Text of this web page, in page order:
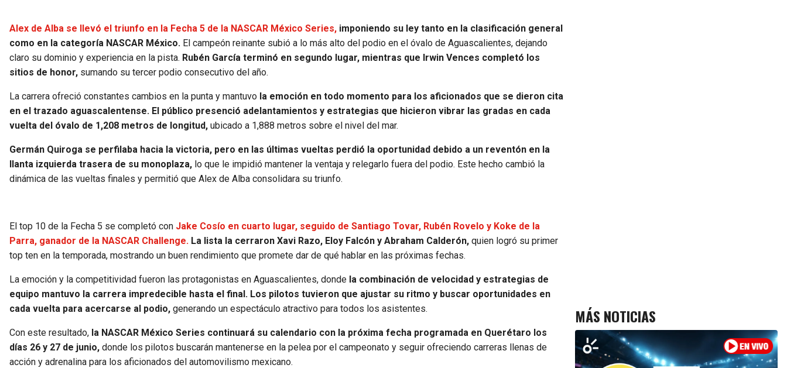
Alex de Alba se llevó el triunfo en la Fecha 5 de la NASCAR México Series, imponiendo su ley tanto en la clasificación general
como en la categoría NASCAR México. El campeón reinante subió a lo más alto del podio en el óvalo de Aguascalientes, dejando
claro su dominio y experiencia en la pista. Rubén García terminó en segundo lugar, mientras que Irwin Vences completó los
sitios de honor, sumando su tercer podio consecutivo del año.
La carrera ofreció constantes cambios en la punta y mantuvo la emoción en todo momento para los aficionados que se dieron cita
en el trazado aguascalentense. El público presenció adelantamientos y estrategias que hicieron vibrar las gradas en cada
vuelta del óvalo de 1,208 metros de longitud, ubicado a 1,888 metros sobre el nivel del mar.
Germán Quiroga se perfilaba hacia la victoria, pero en las últimas vueltas perdió la oportunidad debido a un reventón en la
llanta izquierda trasera de su monoplaza, lo que le impidió mantener la ventaja y relegarlo fuera del podio. Este hecho cambió la
dinámica de las vueltas finales y permitió que Alex de Alba consolidara su triunfo.
El top 10 de la Fecha 5 se completó con Jake Cosío en cuarto lugar, seguido de Santiago Tovar, Rubén Rovelo y Koke de la
Parra, ganador de la NASCAR Challenge. La lista la cerraron Xavi Razo, Eloy Falcón y Abraham Calderón, quien logró su primer
top ten en la temporada, mostrando un buen rendimiento que promete dar de qué hablar en las próximas fechas.
La emoción y la competitividad fueron las protagonistas en Aguascalientes, donde la combinación de velocidad y estrategias de
equipo mantuvo la carrera impredecible hasta el final. Los pilotos tuvieron que ajustar su ritmo y buscar oportunidades en
cada vuelta para acercarse al podio, generando un espectáculo atractivo para todos los asistentes.
Con este resultado, la NASCAR México Series continuará su calendario con la próxima fecha programada en Querétaro los
días 26 y 27 de junio, donde los pilotos buscarán mantenerse en la pelea por el campeonato y seguir ofreciendo carreras llenas de
acción y adrenalina para los aficionados del automovilismo mexicano.
MÁS NOTICIAS